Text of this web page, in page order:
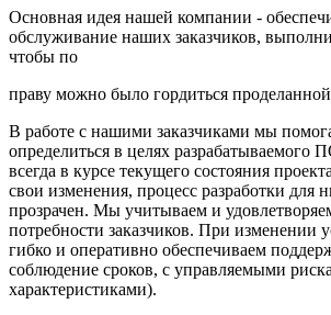
Основная идея нашей компании -
обслуживание наших заказчиков,
чтобы по
праву можно было гордиться
В работе с нашими заказчиками мы
определиться в целях разрабатываемого
всегда в курсе текущего состояния
свои изменения, процесс разработки для
прозрачен. Мы учитываем и
потребности заказчиков. При изменении
гибко и оперативно обеспечиваем
соблюдение сроков, с управляемыми
характеристиками).